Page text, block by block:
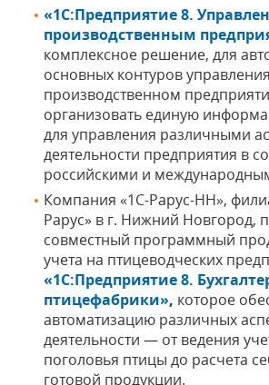
«1С:Предприятие 8.
производственным
комплексное решение, для
основных контуров
производственном
организовать единую
для управления различными
деятельности предприятия в
российскими и
Компания «1С-Рарус-НН»,
Рарус» в г. Нижний Новгород,
совместный программный
учета на птицеводческих
«1С:Предприятие 8.
птицефабрики», которое
автоматизацию различных
деятельности — от ведения
поголовья птицы до расчета
готовой продукции.